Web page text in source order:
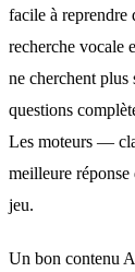
facile à reprendre
recherche vocale
ne cherchent plus
questions
Les moteurs —
meilleure
jeu.
Un bon contenu